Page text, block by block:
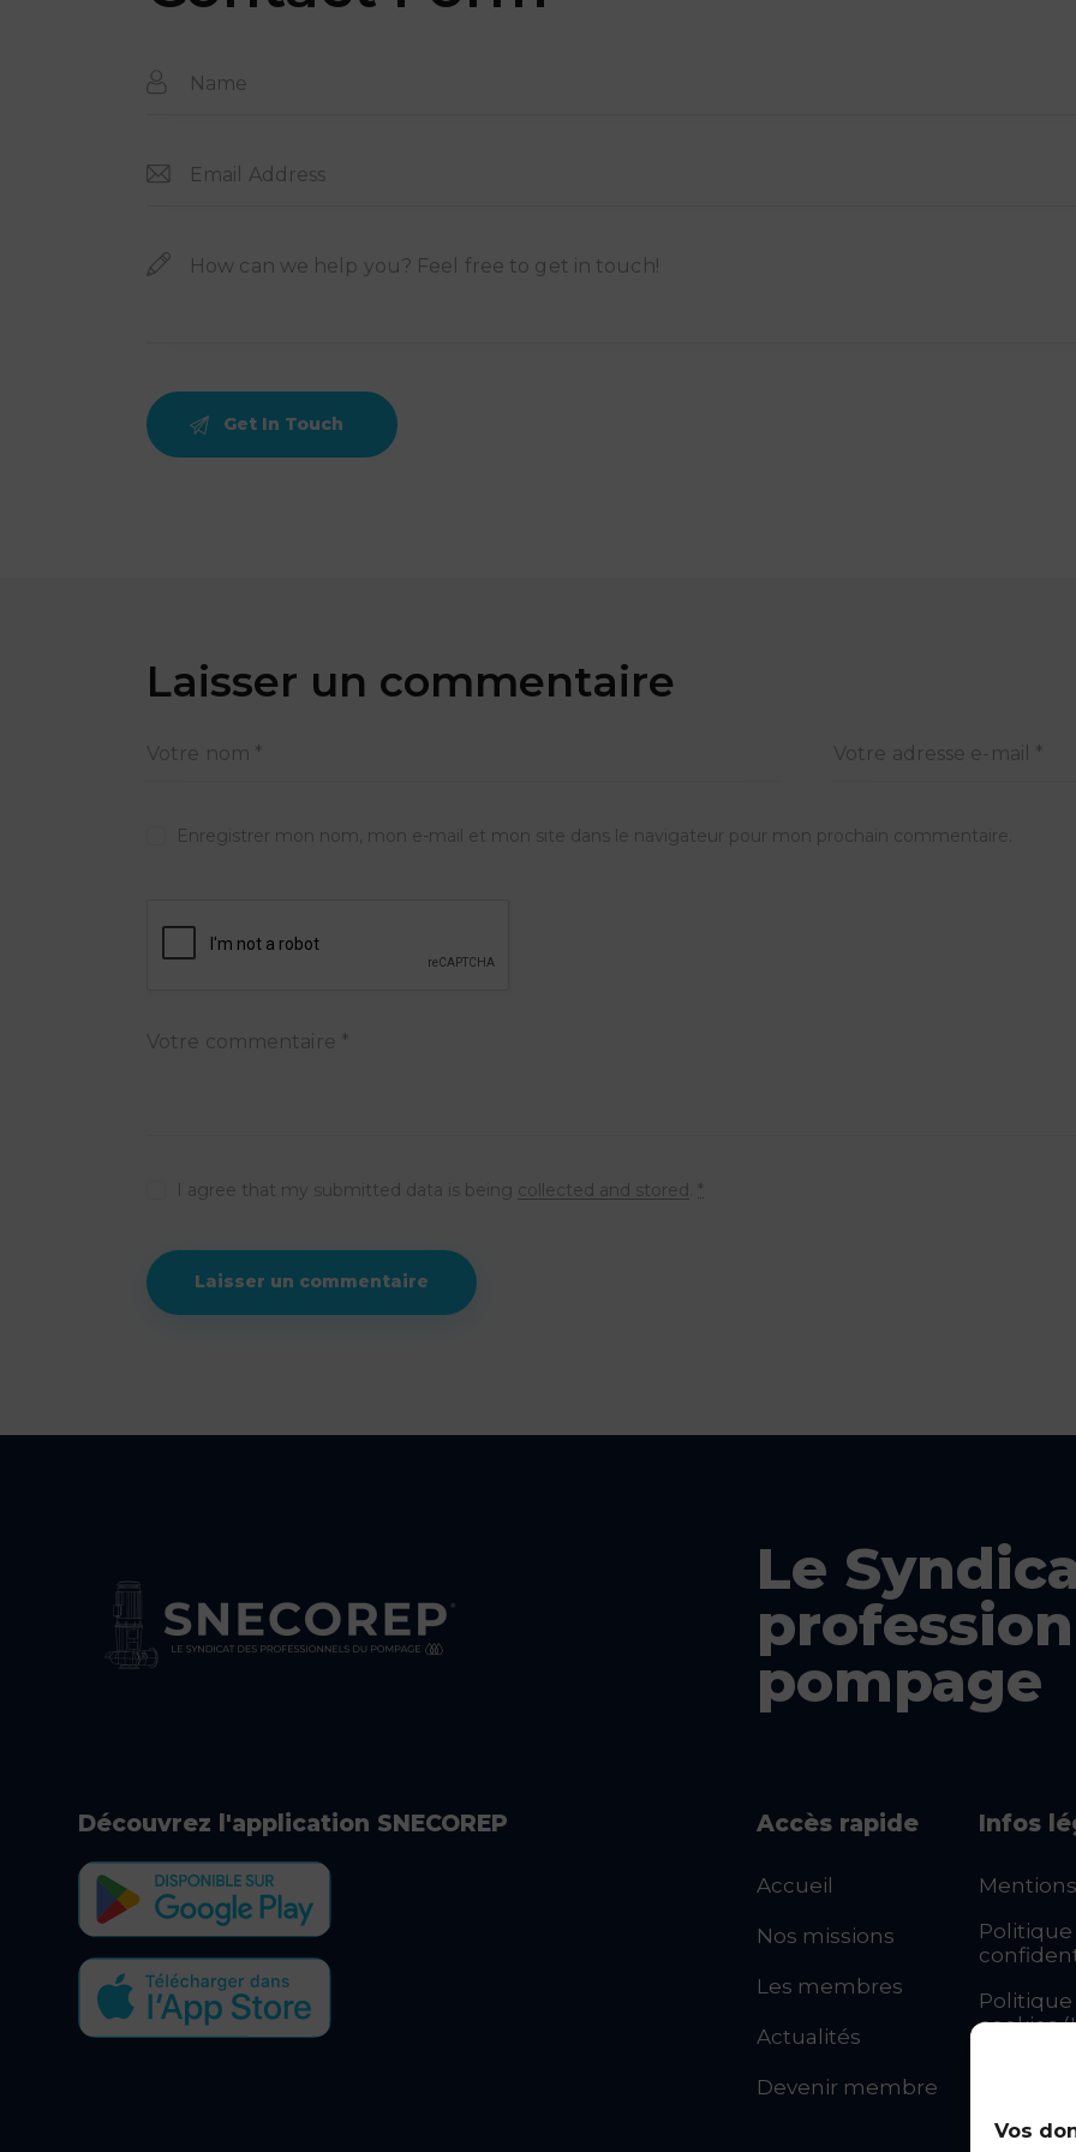
Vos
Laisser un commentaire
Enregistrer mon nom, mon e-mail et mon site dans le navigateur pour mon prochain commentaire.
I agree that my submitted data is being collected and stored *
Le
pompage
Découvrez l'application SNECOREP Accès rapide
Accueil
Nos missions
Les membres
Actualités
Devenir membre
Infos
Politique
Politique
cookies
Statuts
syndicat